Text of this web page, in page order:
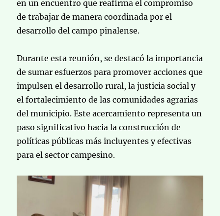
en un encuentro que reafirma el compromiso
de trabajar de manera coordinada por el
desarrollo del campo pinalense.
Durante esta reunión, se destacó la importancia
de sumar esfuerzos para promover acciones que
impulsen el desarrollo rural, la justicia social y
el fortalecimiento de las comunidades agrarias
del municipio. Este acercamiento representa un
paso significativo hacia la construcción de
políticas públicas más incluyentes y efectivas
para el sector campesino.